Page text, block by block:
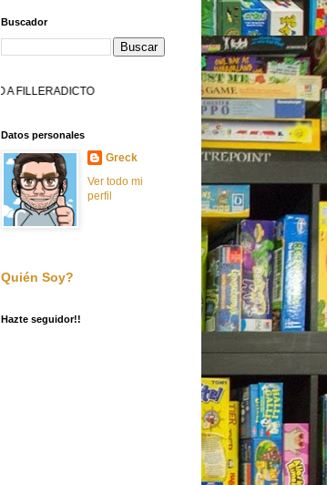
Buscador
BIENVENIDO A FILLERADICTO
Datos personales
Greck
Ver todo mi
perfil
Quién Soy?
Hazte seguidor!!